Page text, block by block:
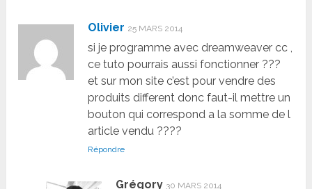
Olivier 25 MARS 2014
si je programme avec dreamweaver cc ,
ce tuto pourrais aussi fonctionner ???
et sur mon site c’est pour vendre des
produits different donc faut-il mettre un
bouton qui correspond a la somme de l
article vendu ????
Répondre
Grégory 30 MARS 2014